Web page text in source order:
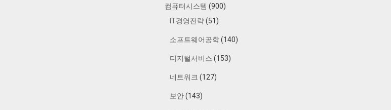
컴퓨터시스템 (900)
IT경영전략(51)
소프트웨어공학(140)
디지털서비스 (153)
네트워크 (127)
보안(143)